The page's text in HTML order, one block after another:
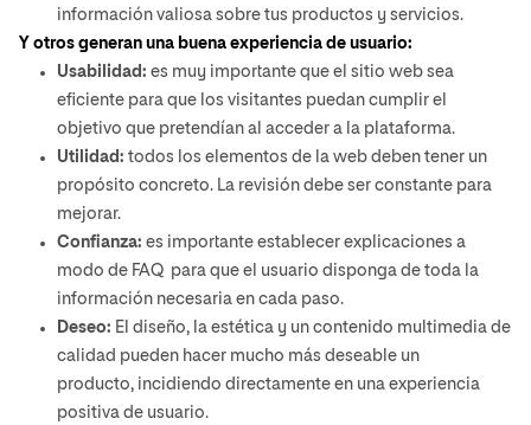
información valiosa sobre tus productos y servicios.
Y otros generan una buena experiencia de usuario:
Usabilidad: es muy importante que el sitio web sea
eficiente para que los visitantes puedan cumplir el
objetivo que pretendían al acceder a la plataforma.
Utilidad: todos los elementos de la web deben tener un
propósito concreto. La revisión debe ser constante para
mejorar.
Confianza: es importante establecer explicaciones a
modo de FAQ para que el usuario disponga de toda la
información necesaria en cada paso.
Deseo: El diseño, la estética y un contenido multimedia de
calidad pueden hacer mucho más deseable un
producto, incidiendo directamente en una experiencia
positiva de usuario.